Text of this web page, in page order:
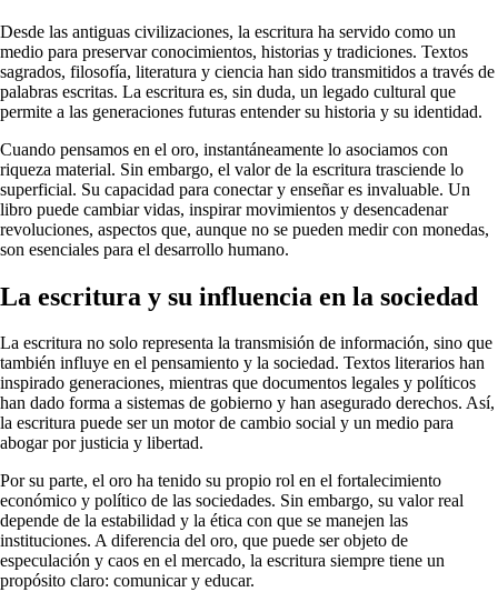
Desde las antiguas civilizaciones, la escritura ha servido como un
medio para preservar conocimientos, historias y tradiciones. Textos
sagrados, filosofía, literatura y ciencia han sido transmitidos a través de
palabras escritas. La escritura es, sin duda, un legado cultural que
permite a las generaciones futuras entender su historia y su identidad.
Cuando pensamos en el oro, instantáneamente lo asociamos con
riqueza material. Sin embargo, el valor de la escritura trasciende lo
superficial. Su capacidad para conectar y enseñar es invaluable. Un
libro puede cambiar vidas, inspirar movimientos y desencadenar
revoluciones, aspectos que, aunque no se pueden medir con monedas,
son esenciales para el desarrollo humano.
La escritura y su influencia en la sociedad
La escritura no solo representa la transmisión de información, sino que
también influye en el pensamiento y la sociedad. Textos literarios han
inspirado generaciones, mientras que documentos legales y políticos
han dado forma a sistemas de gobierno y han asegurado derechos. Así,
la escritura puede ser un motor de cambio social y un medio para
abogar por justicia y libertad.
Por su parte, el oro ha tenido su propio rol en el fortalecimiento
económico y político de las sociedades. Sin embargo, su valor real
depende de la estabilidad y la ética con que se manejen las
instituciones. A diferencia del oro, que puede ser objeto de
especulación y caos en el mercado, la escritura siempre tiene un
propósito claro: comunicar y educar.